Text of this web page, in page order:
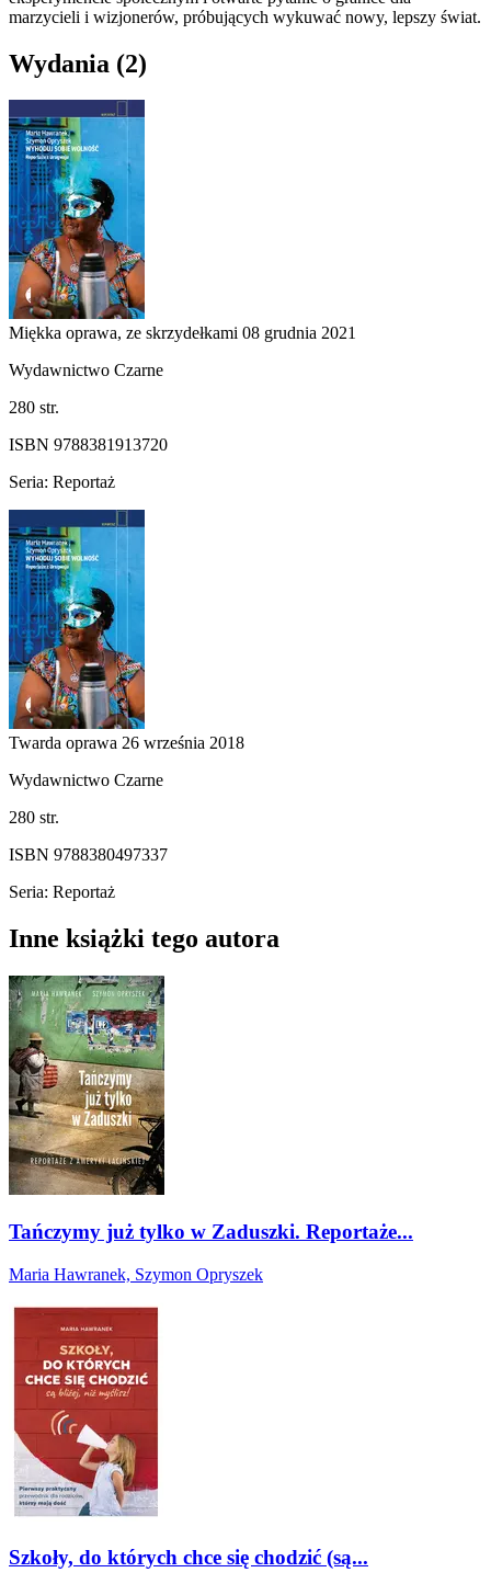
marzycieli i wizjonerów, próbujących wykuwać nowy, lepszy świat.
Wydania (2)
Miękka oprawa, ze skrzydełkami 08 grudnia 2021
Wydawnictwo Czarne
280 str.
ISBN 9788381913720
Seria: Reportaż
Twarda oprawa 26 września 2018
Wydawnictwo Czarne
280 str.
ISBN 9788380497337
Seria: Reportaż
Inne książki tego autora
Tańczymy już tylko w Zaduszki. Reportaże...
Maria Hawranek, Szymon Opryszek
Szkoły, do których chce się chodzić (są...